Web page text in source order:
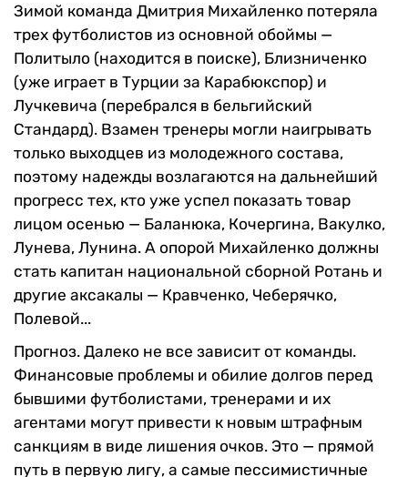
Зимой команда Дмитрия Михайленко потеряла
трех футболистов из основной обоймы —
Политыло (находится в поиске), Близниченко
(уже играет в Турции за Карабюкспор) и
Лучкевича (перебрался в бельгийский
Стандард). Взамен тренеры могли наигрывать
только выходцев из молодежного состава,
поэтому надежды возлагаются на дальнейший
прогресс тех, кто уже успел показать товар
лицом осенью — Баланюка, Кочергина, Вакулко,
Лунева, Лунина. А опорой Михайленко должны
стать капитан национальной сборной Ротань и
другие аксакалы — Кравченко, Чеберячко,
Полевой...
Прогноз. Далеко не все зависит от команды.
Финансовые проблемы и обилие долгов перед
бывшими футболистами, тренерами и их
агентами могут привести к новым штрафным
санкциям в виде лишения очков. Это — прямой
путь в первую лигу, а самые пессимистичные